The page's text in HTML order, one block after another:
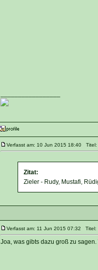
Verfasst am: 10 Jun 2015 18:40 Titel:
Zitat:
Zieler - Rudy, Mustafi,
Verfasst am: 11 Jun 2015 07:32 Titel:
Joa, was gibts dazu groß zu